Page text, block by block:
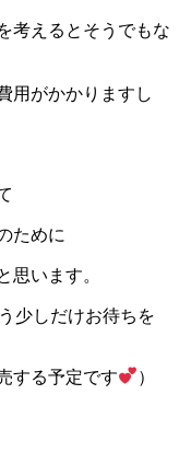
考えるとそうでもな
用がかかりますし
ために
思います。
少しだけお待ちを
する予定です ）